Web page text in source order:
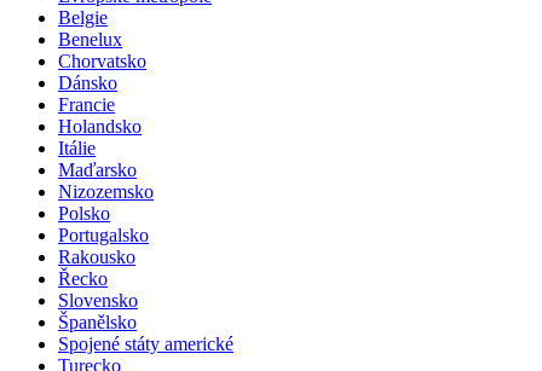
Belgie
Benelux
Chorvatsko
Dánsko
Francie
Holandsko
Itálie
Maďarsko
Nizozemsko
Polsko
Portugalsko
Rakousko
Řecko
Slovensko
Španělsko
Spojené státy americké
Turecko